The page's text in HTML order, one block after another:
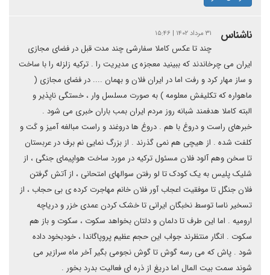
ناشناس ۳۱ مرداد ۱۴۰۲ | ۱۵:۴۶
چند تا عکس کاملا سفارشی چند مدت قبل در فضای مجازی
ایران می چرخاندند که ببینید معجزه ی مدیریت را . ترکیه زلزله را با ساخت
و ساز مهار کرد و رفت اما در ایران فلان و بهمان .... در فضای مجازی (
ماهواره که تکلیفش معلومه ) به صورت مسلسل وار ، خستگی ناپذیر و
البته کاملا هدفمند شبانه روز مردم ایران بمب باران خبری می شود .
خبرهای راست و دروغ با هم . دروغ ها دروغند و راست مبالغه آمیز و کَت و
کلفت شده . از هیچی هم نمی گذرند . از بزرگ نمایی نم برف در عربستان
تا سخن وهم آلود فلان مسئول ترکیه در مورد ساخت هواپیمای جنگی ، از
شلیک پلیس به یک کودک تا لو رفتن سوالهای امتحانی ، از آتش گرفتن
فلان جنگل تا موفقیت اعجاب آور فلان خانم مهاجرت کرده ی بی حجاب ، از
تسخیر ناسا توسط نخبگان ایرانی تا خشک کردن عمدی خزر و دریاچه
ارومیه . اما این طرف تا دلمان و دلتان بخواهد سکوت ، سکوت و باز هم
سکوت . انگار منتظرند جواب این حجم عظیم پروپاگاندا ، خودبخود داده
شود . پاش که می رسه گوش تا گوش نجومی بگیر آخر ماه سرازیر می
شوند سمت بیت المال اما دریغ از ذره ای فعالیت بدرد بخور .